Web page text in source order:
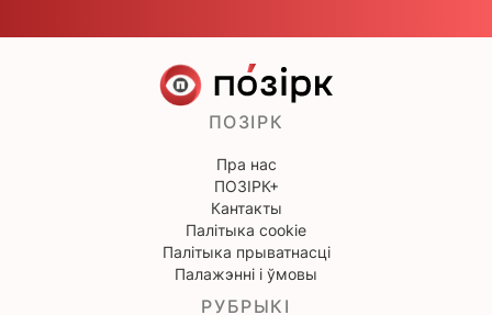
ПОЗІРК
Пра нас
ПОЗІРК+
Кантакты
Палітыка cookie
Палітыка прыватнасці
Палажэнні і ўмовы
РУБРЫКІ